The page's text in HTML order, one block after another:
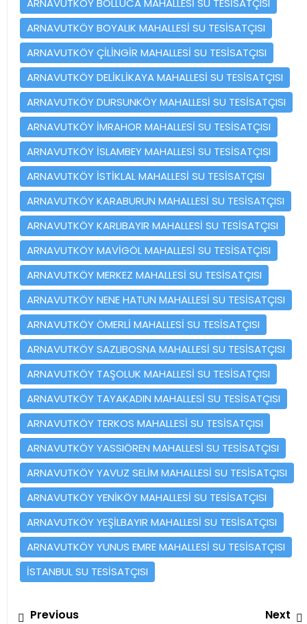
ARNAVUTKÖY BOYALIK MAHALLESİ SU TESİSATÇISI
ARNAVUTKÖY ÇİLİNGİR MAHALLESİ SU TESİSATÇISI
ARNAVUTKÖY DELİKLİKAYA MAHALLESİ SU TESİSATÇISI
ARNAVUTKÖY DURSUNKÖY MAHALLESİ SU TESİSATÇISI
ARNAVUTKÖY İMRAHOR MAHALLESİ SU TESİSATÇISI
ARNAVUTKÖY İSLAMBEY MAHALLESİ SU TESİSATÇISI
ARNAVUTKÖY İSTİKLAL MAHALLESİ SU TESİSATÇISI
ARNAVUTKÖY KARABURUN MAHALLESİ SU TESİSATÇISI
ARNAVUTKÖY KARLIBAYIR MAHALLESİ SU TESİSATÇISI
ARNAVUTKÖY MAVİGÖL MAHALLESİ SU TESİSATÇISI
ARNAVUTKÖY MERKEZ MAHALLESİ SU TESİSATÇISI
ARNAVUTKÖY NENE HATUN MAHALLESİ SU TESİSATÇISI
ARNAVUTKÖY ÖMERLİ MAHALLESİ SU TESİSATÇISI
ARNAVUTKÖY SAZLIBOSNA MAHALLESİ SU TESİSATÇISI
ARNAVUTKÖY TAŞOLUK MAHALLESİ SU TESİSATÇISI
ARNAVUTKÖY TAYAKADIN MAHALLESİ SU TESİSATÇISI
ARNAVUTKÖY TERKOS MAHALLESİ SU TESİSATÇISI
ARNAVUTKÖY YASSIÖREN MAHALLESİ SU TESİSATÇISI
ARNAVUTKÖY YAVUZ SELİM MAHALLESİ SU TESİSATÇISI
ARNAVUTKÖY YENİKÖY MAHALLESİ SU TESİSATÇISI
ARNAVUTKÖY YEŞİLBAYIR MAHALLESİ SU TESİSATÇISI
ARNAVUTKÖY YUNUS EMRE MAHALLESİ SU TESİSATÇISI
İSTANBUL SU TESİSATÇISI
Yazı
PreviousPrevious
Next